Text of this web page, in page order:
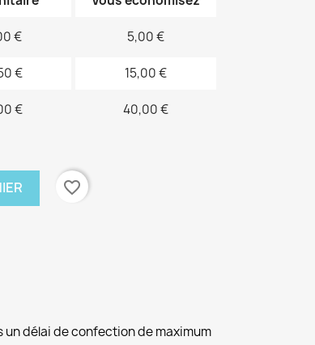
€ 5,00 €
€ 15,00 €
€ 40,00 €
favorite_border
délai de confection de maximum